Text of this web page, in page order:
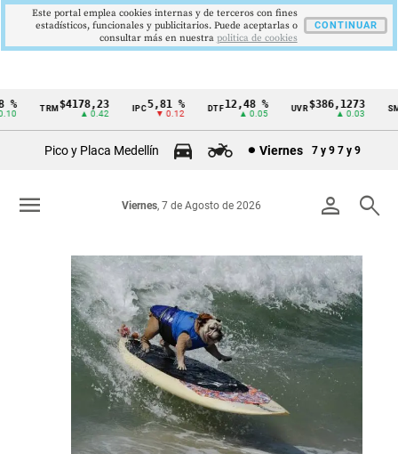
Cintillo
Colombia
▲ 0.42
IPC5,81 %
▼ 0.12
DTF12,48 %
▲ 0.05
UVR$386,1273
▲ 0.03
SMMLV
Pico y Placa Medellín Viernes 7 y 9 7 y 9
person search
Viernes, 7 de Agosto de 2026
menu
Este portal emplea cookies internas y de terceros con fines
estadísticos, funcionales y publicitarios. Puede aceptarlas o
consultar más en nuestra politica de cookies
CONTINUAR